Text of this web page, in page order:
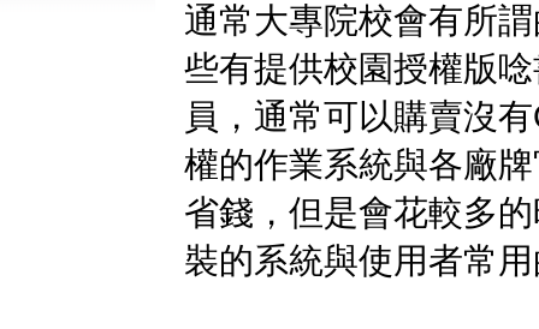
通常大專院校會有所
些有提供校園授權版
員，通常可以購賣沒
權的作業系統與各廠
省錢，但是會花較多
裝的系統與使用者常